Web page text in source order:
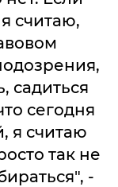
считаю,
садиться
сегодня
я считаю
так не
-